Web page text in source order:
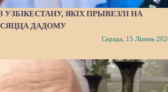
ЯКІХ ПРЫВЕЗЛІ НА
ДАДОМУ
Серада, 15 Ліпень